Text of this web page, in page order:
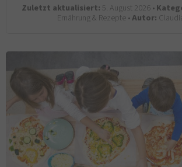
Zuletzt aktualisiert: 5. August 2026 •
Ernährung & Rezepte •Autor: